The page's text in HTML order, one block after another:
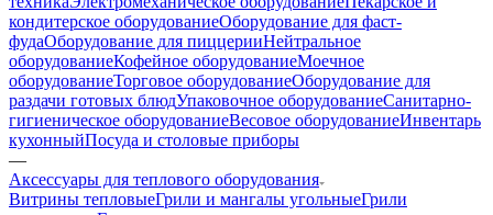
кондитерское оборудованиеОборудование для фаст-
фудаОборудование для пиццерииНейтральное
оборудованиеКофейное оборудованиеМоечное
оборудованиеТорговое оборудованиеОборудование для
раздачи готовых блюдУпаковочное оборудованиеСанитарно-
гигиеническое оборудованиеВесовое оборудованиеИнвентарь
кухонныйПосуда и столовые приборы
—
Аксессуары для теплового оборудования
Витрины тепловыеГрили и мангалы угольныеГрили